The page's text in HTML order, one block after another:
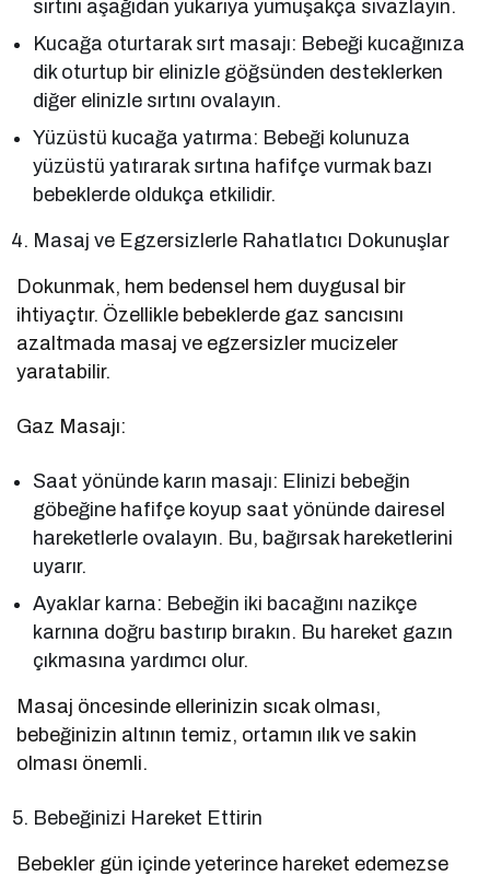
sırtını aşağıdan yukarıya yumuşakça sıvazlayın.
Kucağa oturtarak sırt masajı: Bebeği kucağınıza
dik oturtup bir elinizle göğsünden desteklerken
diğer elinizle sırtını ovalayın.
Yüzüstü kucağa yatırma: Bebeği kolunuza
yüzüstü yatırarak sırtına hafifçe vurmak bazı
bebeklerde oldukça etkilidir.
Masaj ve Egzersizlerle Rahatlatıcı Dokunuşlar
Dokunmak, hem bedensel hem duygusal bir
ihtiyaçtır. Özellikle bebeklerde gaz sancısını
azaltmada masaj ve egzersizler mucizeler
yaratabilir.
Gaz Masajı:
Saat yönünde karın masajı: Elinizi bebeğin
göbeğine hafifçe koyup saat yönünde dairesel
hareketlerle ovalayın. Bu, bağırsak hareketlerini
uyarır.
Ayaklar karna: Bebeğin iki bacağını nazikçe
karnına doğru bastırıp bırakın. Bu hareket gazın
çıkmasına yardımcı olur.
Masaj öncesinde ellerinizin sıcak olması,
bebeğinizin altının temiz, ortamın ılık ve sakin
olması önemli.
Bebeğinizi Hareket Ettirin
Bebekler gün içinde yeterince hareket edemezse